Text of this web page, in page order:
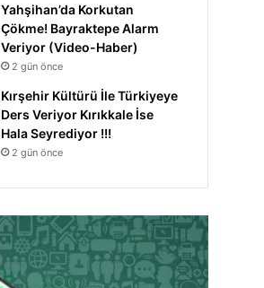
Yahşihan’da Korkutan
Çökme! Bayraktepe Alarm
Veriyor (Video-Haber)
2 gün önce
Kırşehir Kültürü İle Türkiyeye
Ders Veriyor Kırıkkale İse
Hala Seyrediyor !!!
2 gün önce